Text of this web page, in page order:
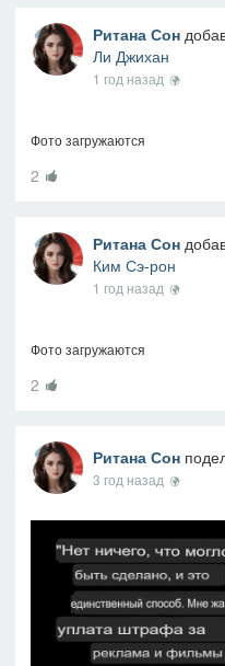
Ритана Сон
Ли Джихан
1 год назад
Фото загружаются
2
Ритана Сон
Ким Сэ-рон
1 год назад
Фото загружаются
2
Ритана Сон
3 год назад